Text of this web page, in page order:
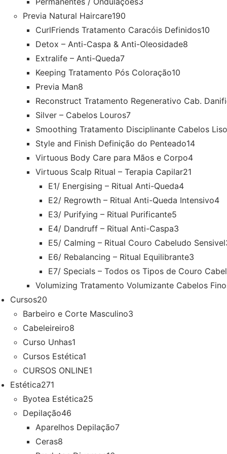
Previa Natural Haircare190
CurlFriends Tratamento Caracóis Definidos10
Detox – Anti-Caspa & Anti-Oleosidade8
Extralife – Anti-Queda7
Keeping Tratamento Pós Coloração10
Previa Man8
Reconstruct Tratamento Regenerativo Cab.
Silver – Cabelos Louros7
Smoothing Tratamento Disciplinante Cabelos
Style and Finish Definição do Penteado14
Virtuous Body Care para Mãos e Corpo4
Virtuous Scalp Ritual – Terapia Capilar21
E1/ Energising – Ritual Anti-Queda4
E2/ Regrowth – Ritual Anti-Queda Intensivo4
E3/ Purifying – Ritual Purificante5
E4/ Dandruff – Ritual Anti-Caspa3
E5/ Calming – Ritual Couro Cabeludo Sensivel
E6/ Rebalancing – Ritual Equilibrante3
E7/ Specials – Todos os Tipos de Couro
Volumizing Tratamento Volumizante Cabelos
Cursos20
Barbeiro e Corte Masculino3
Cabeleireiro8
Curso Unhas1
Cursos Estética1
CURSOS ONLINE1
Estética271
Byotea Estética25
Depilação46
Aparelhos Depilação7
Ceras8